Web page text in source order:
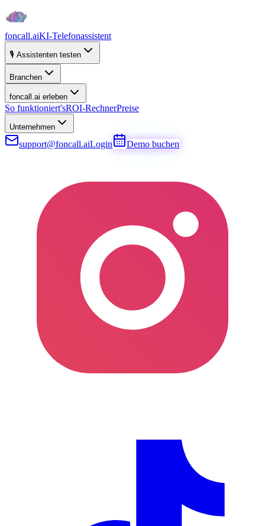
foncall.aiKI-Telefonassistent
🎙️ Assistenten testen
Branchen
foncall.ai erleben
So funktioniert'sROI-RechnerPreise
Unternehmen
support@foncall.aiLogin Demo buchen